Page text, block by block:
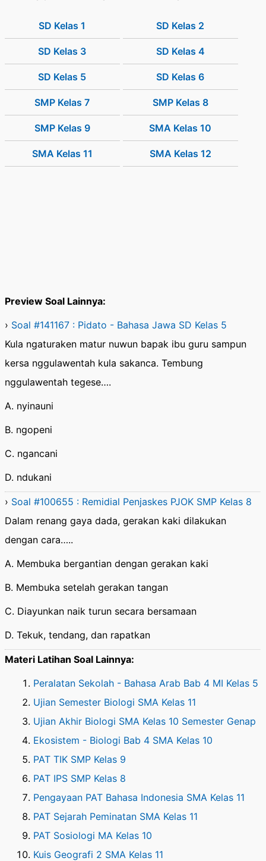
SD Kelas 1 SD Kelas 2
SD Kelas 3 SD Kelas 4
SD Kelas 5 SD Kelas 6
SMP Kelas 7 SMP Kelas 8
SMP Kelas 9 SMA Kelas 10
SMA Kelas 11 SMA Kelas 12
Preview Soal Lainnya:
› Soal #141167 : Pidato - Bahasa Jawa SD Kelas 5
Kula ngaturaken matur nuwun bapak ibu guru sampun
kersa nggulawentah kula sakanca. Tembung
nggulawentah tegese….
A. nyinauni
B. ngopeni
C. ngancani
D. ndukani
› Soal #100655 : Remidial Penjaskes PJOK SMP Kelas 8
Dalam renang gaya dada, gerakan kaki dilakukan
dengan cara…..
A. Membuka bergantian dengan gerakan kaki
B. Membuka setelah gerakan tangan
C. Diayunkan naik turun secara bersamaan
D. Tekuk, tendang, dan rapatkan
Materi Latihan Soal Lainnya:
Peralatan Sekolah - Bahasa Arab Bab 4 MI Kelas 5
Ujian Semester Biologi SMA Kelas 11
Ujian Akhir Biologi SMA Kelas 10 Semester Genap
Ekosistem - Biologi Bab 4 SMA Kelas 10
PAT TIK SMP Kelas 9
PAT IPS SMP Kelas 8
Pengayaan PAT Bahasa Indonesia SMA Kelas 11
PAT Sejarah Peminatan SMA Kelas 11
PAT Sosiologi MA Kelas 10
Kuis Geografi 2 SMA Kelas 11